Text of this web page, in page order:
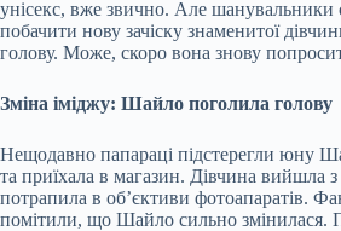
унісекс, вже звично. Але шанувальники
побачити нову зачіску знаменитої
голову. Може, скоро вона знову
Зміна іміджу: Шайло поголила голову
Нещодавно папараці підстерегли юну
та приїхала в магазин. Дівчина вийшла
потрапила в об’єктиви фотоапаратів.
помітили, що Шайло сильно змінилася.